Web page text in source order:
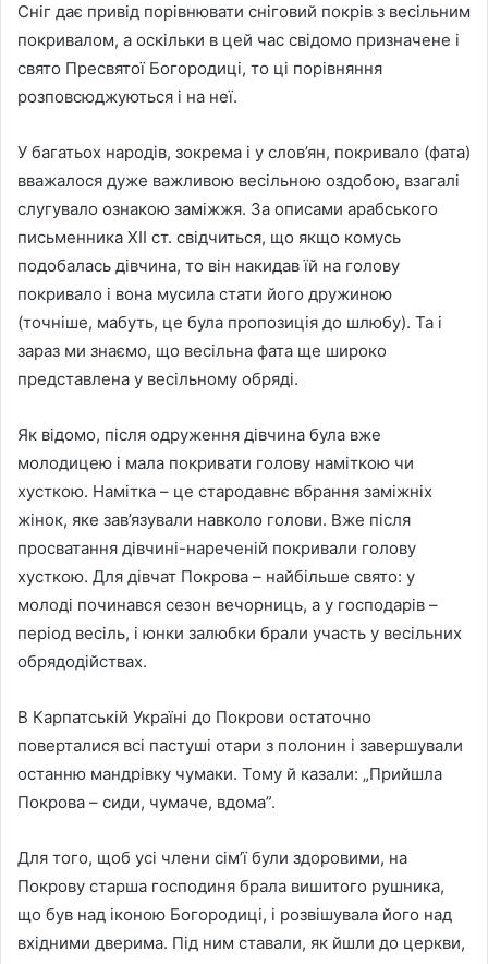
Сніг дає привід порівнювати сніговий покрів з весільним
покривалом, а оскільки в цей час свідомо призначене і
свято Пресвятої Богородиці, то ці порівняння
розповсюджуються і на неї.
У багатьох народів, зокрема і у слов’ян, покривало (фата)
вважалося дуже важливою весільною оздобою, взагалі
слугувало ознакою заміжжя. За описами арабського
письменника XII ст. свідчиться, що якщо комусь
подобалась дівчина, то він накидав їй на голову
покривало і вона мусила стати його дружиною
(точніше, мабуть, це була пропозиція до шлюбу). Та і
зараз ми знаємо, що весільна фата ще широко
представлена у весільному обряді.
Як відомо, після одруження дівчина була вже
молодицею і мала покривати голову наміткою чи
хусткою. Намітка – це стародавнє вбрання заміжніх
жінок, яке зав’язували навколо голови. Вже після
просватання дівчині-нареченій покривали голову
хусткою. Для дівчат Покрова – найбільше свято: у
молоді починався сезон вечорниць, а у господарів –
період весіль, і юнки залюбки брали участь у весільних
обрядодійствах.
В Карпатській Україні до Покрови остаточно
поверталися всі пастуші отари з полонин і завершували
останню мандрівку чумаки. Тому й казали: „Прийшла
Покрова – сиди, чумаче, вдома”.
Для того, щоб усi члени сім’ї були здоровими, на
Покрову старша господиня брала вишитого рушника,
що був над iконою Богородиці, і розвiшувала його над
вхiдними дверима. Пiд ним ставали, як йшли до церкви,